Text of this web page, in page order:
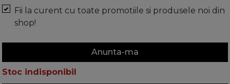
Fii la curent cu toate promotiile si produsele noi din
shop!
Anunta-ma
Stoc indisponibil